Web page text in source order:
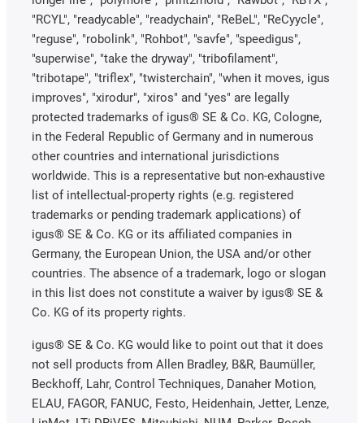
"RCYL", "readycable", "readychain", "ReBeL", "ReCyycle",
"reguse", "robolink", "Rohbot", "savfe", "speedigus",
"superwise", "take the dryway", "tribofilament",
"tribotape", "triflex", "twisterchain", "when it moves, igus
improves", "xirodur", "xiros" and "yes" are legally
protected trademarks of igus® SE & Co. KG, Cologne,
in the Federal Republic of Germany and in numerous
other countries and international jurisdictions
worldwide. This is a representative but non-exhaustive
list of intellectual-property rights (e.g. registered
trademarks or pending trademark applications) of
igus® SE & Co. KG or its affiliated companies in
Germany, the European Union, the USA and/or other
countries. The absence of a trademark, logo or slogan
in this list does not constitute a waiver by igus® SE &
Co. KG of its property rights.
igus® SE & Co. KG would like to point out that it does
not sell products from Allen Bradley, B&R, Baumüller,
Beckhoff, Lahr, Control Techniques, Danaher Motion,
ELAU, FAGOR, FANUC, Festo, Heidenhain, Jetter, Lenze,